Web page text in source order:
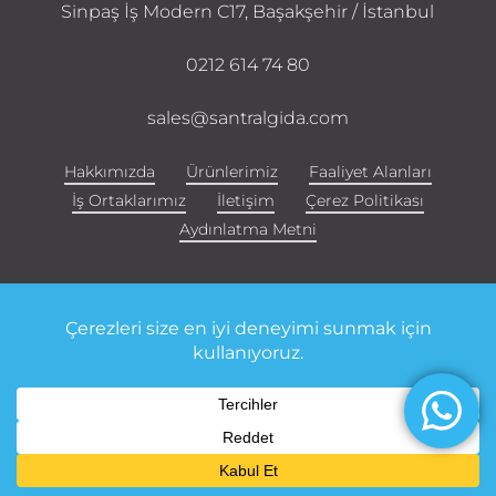
Sinpaş İş Modern C17, Başakşehir / İstanbul
0212 614 74 80
sales@santralgida.com
Hakkımızda Ürünlerimiz
Faaliyet Alanları
İş Ortaklarımız
İletişim
Çerez Politikası
Aydınlatma Metni